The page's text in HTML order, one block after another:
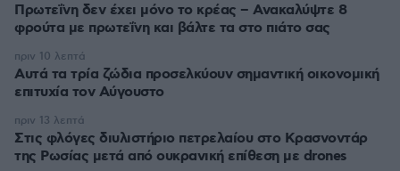
Πρωτεΐνη δεν έχει μόνο το κρέας – Ανακαλύψτε 8
φρούτα με πρωτεΐνη και βάλτε τα στο πιάτο σας
Αυτά τα τρία ζώδια προσελκύουν σημαντική οικονομική
επιτυχία τον Αύγουστο
πριν 10 λεπτά
Στις φλόγες διυλιστήριο πετρελαίου στο Κρασνοντάρ
της Ρωσίας μετά από ουκρανική επίθεση με drones
πριν 13 λεπτά